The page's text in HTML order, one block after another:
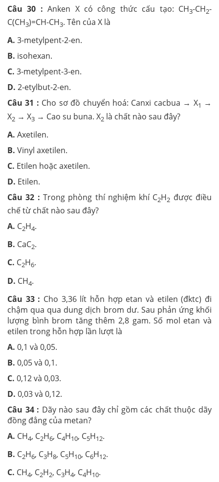
Câu 30 :Anken X có công thức cấu tạo: CH3-CH2-
C(CH3)=CH-CH3. Tên của X là
A. 3-metylpent-2-en.
B. isohexan.
C. 3-metylpent-3-en.
D. 2-etylbut-2-en.
Câu 31 : Cho sơ đồ chuyển hoá: Canxi cacbua → X1 →
X2 → X3 → Cao su buna. X2 là chất nào sau đây?
A. Axetilen.
B. Vinyl axetilen.
C. Etilen hoặc axetilen.
D. Etilen.
Câu 32 : Trong phòng thí nghiệm khí C2H2 được điều
chế từ chất nào sau đây?
A. C2H4.
B. CaC2.
C. C2H6.
D. CH4.
Câu 33 : Cho 3,36 lít hỗn hợp etan và etilen (đktc) đi
chậm qua qua dung dịch brom dư. Sau phản ứng khối
lượng bình brom tăng thêm 2,8 gam. Số mol etan và
etilen trong hỗn hợp lần lượt là
A. 0,1 và 0,05.
B. 0,05 và 0,1.
C. 0,12 và 0,03.
D. 0,03 và 0,12.
Câu 34 : Dãy nào sau đây chỉ gồm các chất thuộc dãy
đồng đẳng của metan?
A. CH4, C2H6, C4H10, C5H12.
B. C2H6, C3H8, C5H10, C6H12.
C. CH4, C2H2, C3H4, C4H10.